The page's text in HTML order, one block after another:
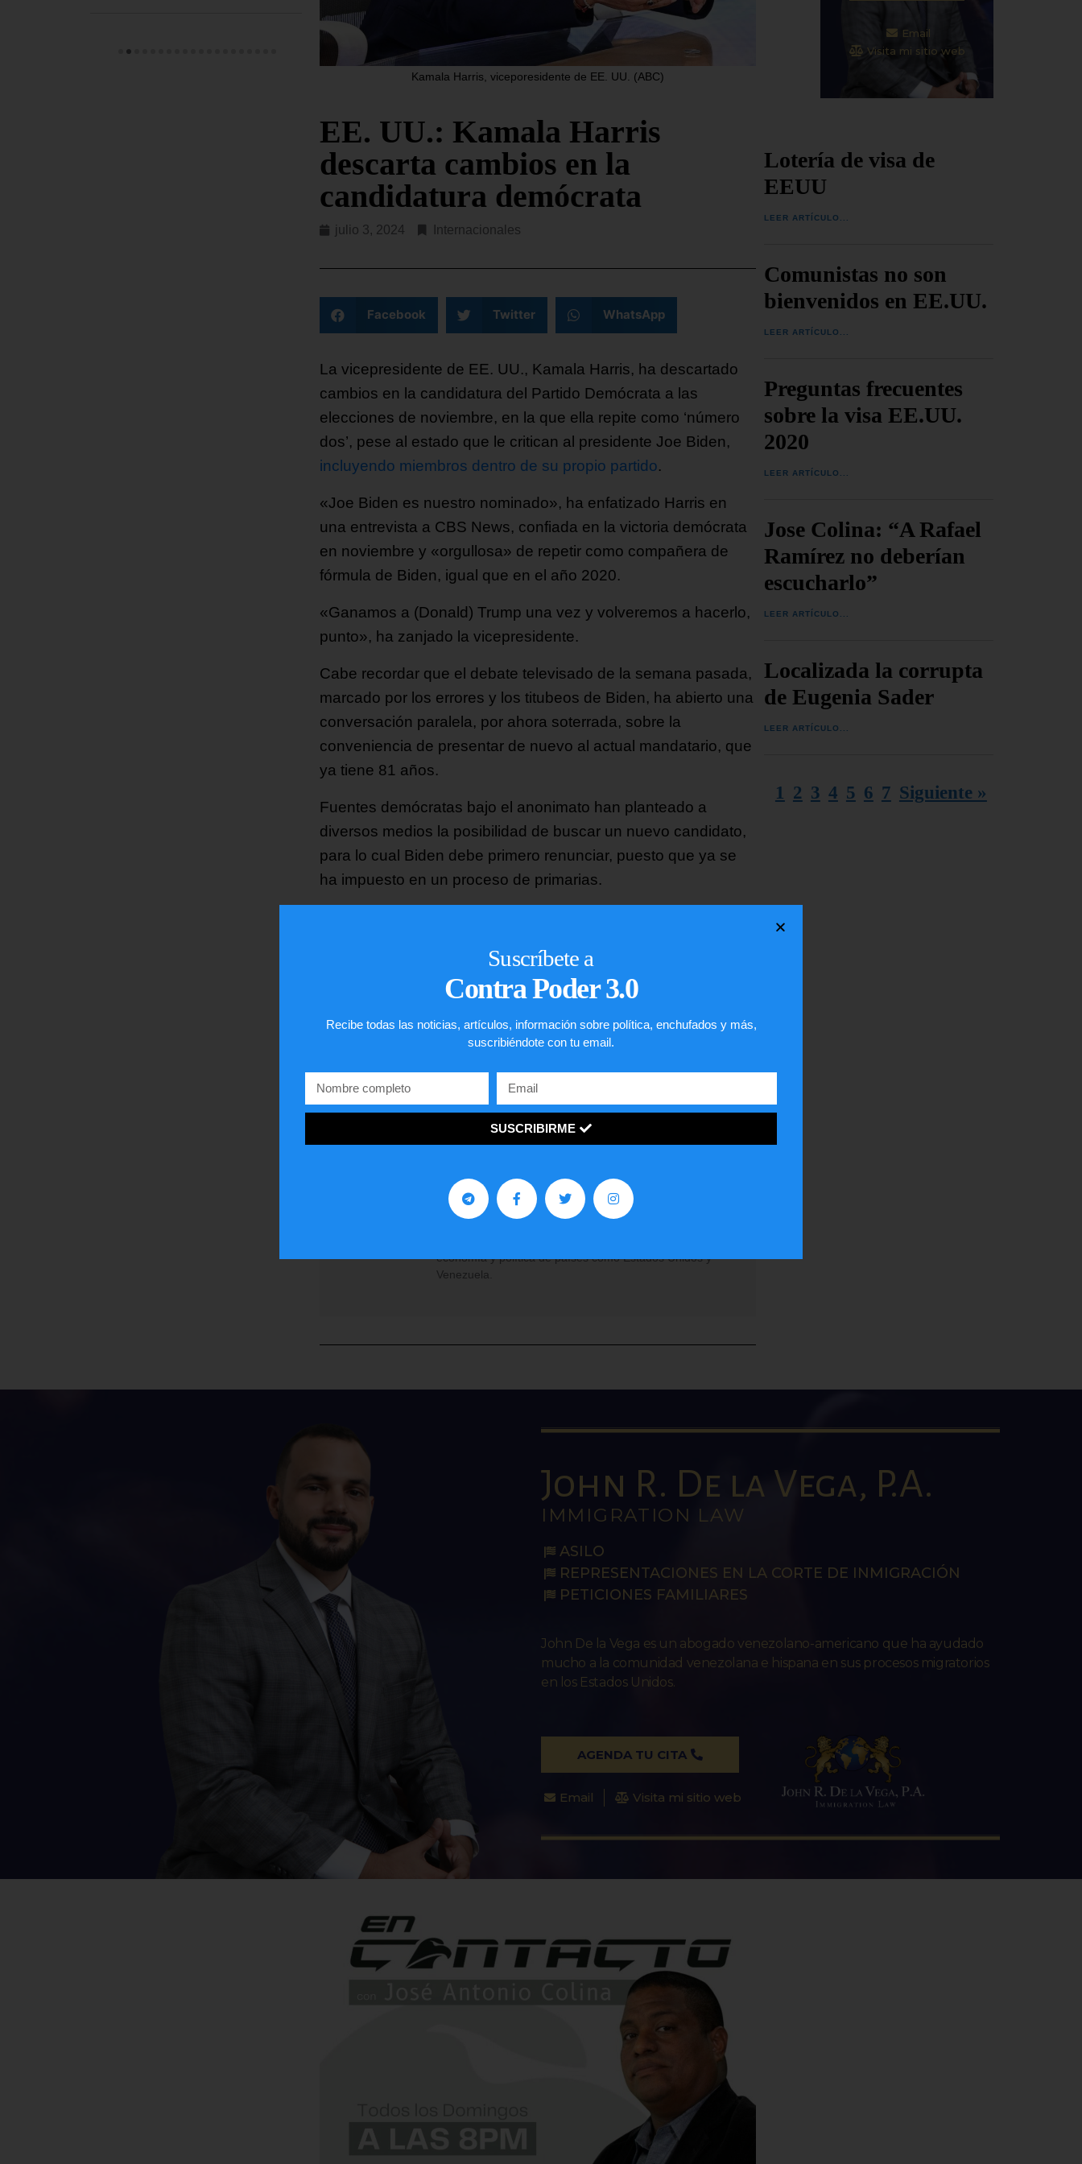
SEGUIR LEYENDO...
Kamala Harris, viceporesidente de EE. UU. (ABC)
EE. UU.: Kamala Harris
descarta cambios en la
candidatura demócrata
julio 3, 2024 Internacionales
Facebook Twitter WhatsApp
La vicepresidente de EE. UU., Kamala Harris, ha descartado
cambios en la candidatura del Partido Demócrata a las
elecciones de noviembre, en la que ella repite como ‘número
dos’, pese al estado que le critican al presidente Joe Biden,
incluyendo miembros dentro de su propio partido.
«Joe Biden es nuestro nominado», ha enfatizado Harris en
una entrevista a CBS News, confiada en la victoria demócrata
en noviembre y «orgullosa» de repetir como compañera de
fórmula de Biden, igual que en el año 2020.
«Ganamos a (Donald) Trump una vez y volveremos a hacerlo,
punto», ha zanjado la vicepresidente.
Cabe recordar que el debate televisado de la semana pasada,
marcado por los errores y los titubeos de Biden, ha abierto una
conversación paralela, por ahora soterrada, sobre la
conveniencia de presentar de nuevo al actual mandatario, que
ya tiene 81 años.
Fuentes demócratas bajo el anonimato han planteado a
diversos medios la posibilidad de buscar un nuevo candidato,
para lo cual Biden debe primero renunciar, puesto que ya se
ha impuesto en un proceso de primarias.
vicepresidenta esquiva cualquier alusión a una posible
artículo? ¡Comp
Facebook Twitter WhatsApp
Contra Poder 3.0
Somos un programa y medio de opinión, análisis y
entrevistas, enfocado en las ideas de la derecha y en dar
economía y política de países como Estados Unidos y
Venezuela.
John R. De la Vega, P.A.
IMMIGRATION LAW
ASILO
REPRESENTACIONES EN LA CORTE DE INMIGRACIÓN
PETICIONES FAMILIARES
John De la Vega es un abogado venezolano-americano que ha ayudado
mucho a la comunidad venezolana e hispana en sus procesos migratorios
en los Estados Unidos.
AGENDA TU CITA
Email Visita mi sitio web
Email
Visita mi sitio web
Lotería de visa de
EEUU
LEER ARTÍCULO...
Comunistas no son
bienvenidos en EE.UU.
LEER ARTÍCULO...
Preguntas frecuentes
sobre la visa EE.UU.
2020
LEER ARTÍCULO...
Jose Colina: “A Rafael
Ramírez no deberían
escucharlo”
LEER ARTÍCULO...
Localizada la corrupta
de Eugenia Sader
LEER ARTÍCULO...
1 2 3 4 5 6 7 Siguiente »
Suscríbete a
Contra Poder 3.0
Recibe todas las noticias, artículos, información sobre política, enchufados y más,
suscribiéndote con tu email.
SUSCRIBIRME